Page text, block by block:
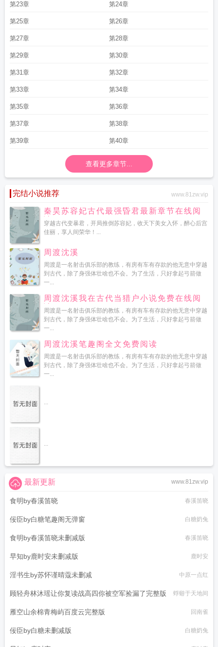
第23章 第24章
第25章 第26章
第27章 第28章
第29章 第30章
第31章 第32章
第33章 第34章
第35章 第36章
第37章 第38章
第39章 第40章
查看更多章节...
完结小说推荐 www.81zw.vip
秦昊苏容妃古代最强昏君最新章节在线阅
读
穿越古代变暴君，开局推倒苏容妃，收天下美女入怀，醉心后宫
佳丽，享人间荣华！...
周渡沈溪
周渡是一名射击俱乐部的教练，有房有车有存款的他无意中穿越
到古代，除了身强体壮啥也不会。为了生活，只好拿起弓箭做
一...
周渡沈溪我在古代当猎户小说免费在线阅
读
周渡是一名射击俱乐部的教练，有房有车有存款的他无意中穿越
到古代，除了身强体壮啥也不会。为了生活，只好拿起弓箭做
一...
周渡沈溪笔趣阁全文免费阅读
周渡是一名射击俱乐部的教练，有房有车有存款的他无意中穿越
到古代，除了身强体壮啥也不会。为了生活，只好拿起弓箭做
一...
...
...
www.81zw.vip
最新更新
食明by春溪笛晓 春溪笛晓
佞臣by白糖笔趣阁无弹窗 白糖奶兔
食明by春溪笛晓未删减版 春溪笛晓
早知by鹿时安未删减版 鹿时安
淫书生by苏怀谨晴蔻未删减 中原一点红
顾轻舟林沐瑶让你复读战高四你被空军捡漏了完整版 蜉蝣于天地间
雁空山余棉青梅屿百度云完整版 回南雀
佞臣by白糖未删减版 白糖奶兔